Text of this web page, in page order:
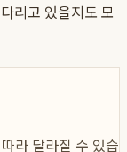
리고 있을지도 모
라 달라질 수 있습